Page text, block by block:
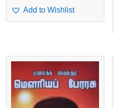
Add to Wishlist